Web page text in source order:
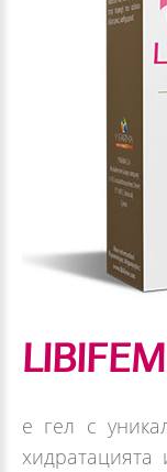
е гел с
хидратацията